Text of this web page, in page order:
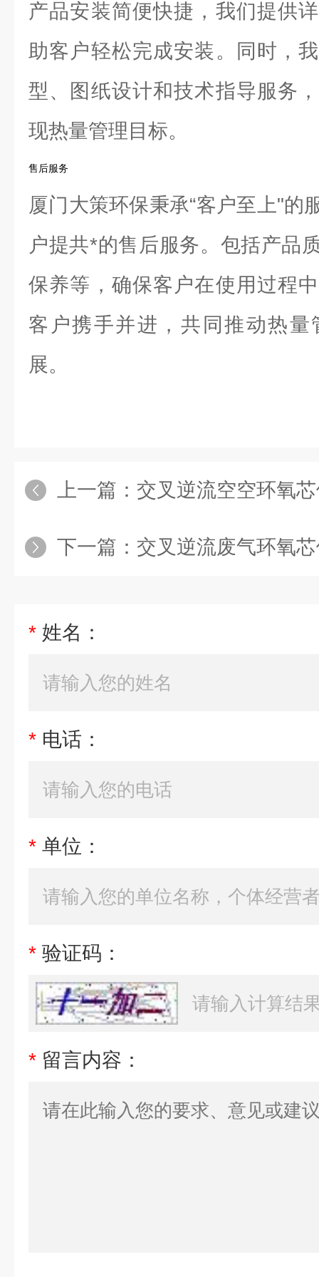
产品安装简便快捷，我们提供
助客户轻松完成安装。同时，
型、图纸设计和技术指导服务
现热量管理目标。
售后服务
厦门大策环保秉承“客户至上"的
户提共*的售后服务。包括产品
保养等，确保客户在使用过程
客户携手并进，共同推动热
展。
上一篇： 交叉逆流空空环氧
下一篇： 交叉逆流废气环氧芯
* 姓名：
* 电话：
* 单位：
* 验证码：
* 留言内容：